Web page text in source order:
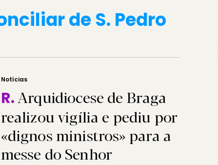
de S. Pedro
Notícias
R.Arquidiocese de Braga
realizou vigília e pediu por
«dignos ministros» para a
messe do Senhor